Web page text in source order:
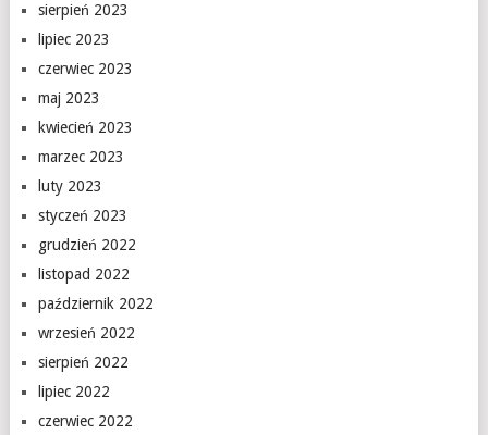
sierpień 2023
lipiec 2023
czerwiec 2023
maj 2023
kwiecień 2023
marzec 2023
luty 2023
styczeń 2023
grudzień 2022
listopad 2022
październik 2022
wrzesień 2022
sierpień 2022
lipiec 2022
czerwiec 2022